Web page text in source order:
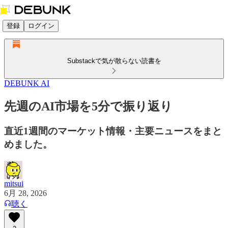
登録 ログイン
Substackで気が散らない読書を
DEBUNK AI
先週のAI市場を5分で振り返り
直近1週間のマーケット情報・主要ニュースをまと
めました。
mitsui
6月 28, 2026
聴く